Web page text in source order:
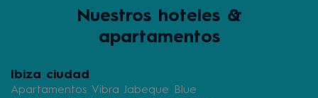
Nuestros hoteles &
apartamentos
Ibiza ciudad
Apartamentos Vibra Jabeque Blue